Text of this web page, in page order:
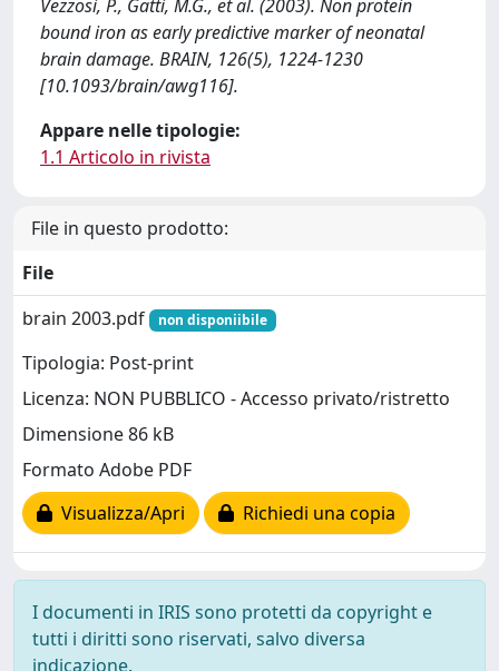
Vezzosi, P., Gatti, M.G., et al. (2003). Non protein
bound iron as early predictive marker of neonatal
brain damage. BRAIN, 126(5), 1224-1230
[10.1093/brain/awg116].
Appare nelle tipologie:
1.1 Articolo in rivista
File in questo prodotto:
File
brain 2003.pdf
non disponiibile
Tipologia: Post-print
Licenza: NON PUBBLICO - Accesso privato/ristretto
Dimensione 86 kB
Formato Adobe PDF
Visualizza/Apri
Richiedi una copia
I documenti in IRIS sono protetti da copyright e
tutti i diritti sono riservati, salvo diversa
indicazione.